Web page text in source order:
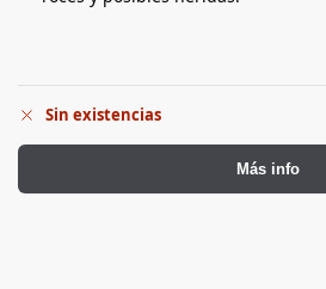
Sin existencias
Más info